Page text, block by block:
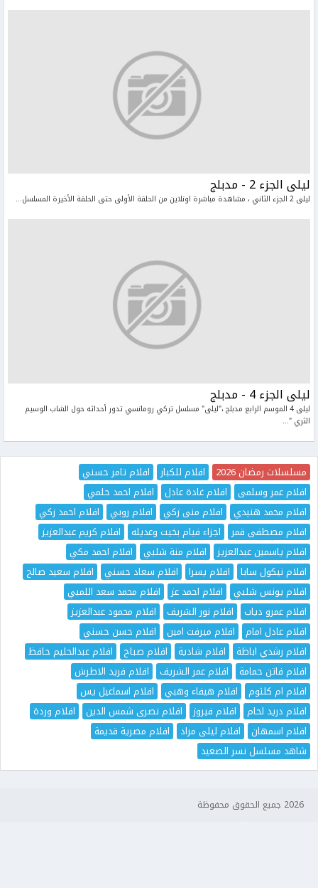
ليلى الجزء 2 - مدبلج
ليلى 2 الجزء الثاني ، مشاهدة مباشرة اونلاين من الحلقة الأولى حتى الحلقة الأخيرة المسلسل...
ليلى الجزء 4 - مدبلج
ليلى 4 الموسم الرابع مدبلج ،"ليلى" مسلسل تركي رومانسي تدور أحداثه حول الشاب الوسيم
الثري "...
مسلسلات رمضان 2026 افلام للكبار
افلام تامر حسني
افلام عمر وسلمى
افلام غادة عادل
افلام احمد حلمي
افلام محمد هنيدي
افلام منى زكي افلام روبي
افلام احمد زكي
افلام مصطفى قمر
اجزاء فيام بخيت وعديله
افلام كريم عبدالعزيز
افلام ياسمين عبدالعزيز
افلام منة شلبي
افلام احمد مكي
افلام نيكول سابا
افلام يسرا افلام سعاد حسني
افلام سعيد صالح
افلام يونس شلبي
افلام احمد عز
افلام محمد سعد اللمبي
افلام عمرو دياب
افلام نور الشريف
افلام محمود عبدالعزيز
افلام عادل امام
افلام ميرفت امين
افلام حسن حسني
افلام رشدي اباظة
افلام شادية افلام صباح
افلام عبدالحليم حافظ
افلام فاتن حمامة
افلام عمر الشريف
افلام فريد الاطرش
افلام ام كلثوم
افلام هيفاء وهبي
افلام اسماعيل يس
افلام دريد لحام
افلام فيروز افلام نصرى شمس الدين
افلام وردة
افلام اسمهان
افلام ليلى مراد
افلام مصرية قديمة
شاهد مسلسل نسر الصعيد
2026 جميع الحقوق محفوظة